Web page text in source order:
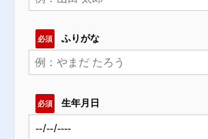
必須 ふりがな
必須 生年月日